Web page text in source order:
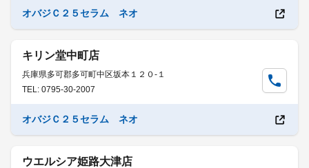
オバジＣ２５セラム ネオ
キリン堂中町店
兵庫県多可郡多可町中区坂本１２０-１
TEL: 0795-30-2007
オバジＣ２５セラム ネオ
ウエルシア姫路大津店